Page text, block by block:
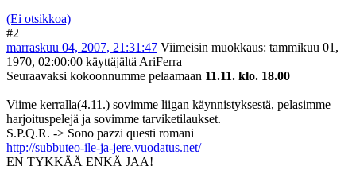
(Ei otsikkoa)
#2
marraskuu 04, 2007, 21:31:47 Viimeisin muokkaus: tammikuu 01,
1970, 02:00:00 käyttäjältä AriFerra
Seuraavaksi kokoonnumme pelaamaan 11.11. klo. 18.00
Viime kerralla(4.11.) sovimme liigan käynnistyksestä, pelasimme
harjoituspelejä ja sovimme tarviketilaukset.
S.P.Q.R. -> Sono pazzi questi romani
http://subbuteo-ile-ja-jere.vuodatus.net/
EN TYKKÄÄ ENKÄ JAA!